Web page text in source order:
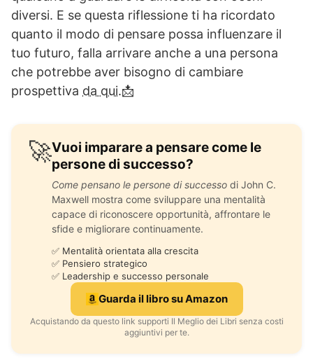
diversi. E se questa riflessione ti ha ricordato
quanto il modo di pensare possa influenzare il
tuo futuro, falla arrivare anche a una persona
che potrebbe aver bisogno di cambiare
prospettiva da qui.📩
🚀Vuoi imparare a pensare come le
persone di successo?
Come pensano le persone di successo di John C.
Maxwell mostra come sviluppare una mentalità
capace di riconoscere opportunità, affrontare le
sfide e migliorare continuamente.
✅ Mentalità orientata alla crescita
✅ Pensiero strategico
✅ Leadership e successo personale
Guarda il libro su Amazon
Acquistando da questo link supporti Il Meglio dei Libri senza costi
aggiuntivi per te.